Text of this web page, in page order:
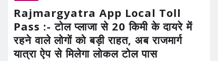
Rajmargyatra App Local Toll
Pass :- टोल प्लाजा से 20 किमी के दायरे में
रहने वाले लोगों को बड़ी राहत, अब राजमार्ग
यात्रा ऐप से मिलेगा लोकल टोल पास